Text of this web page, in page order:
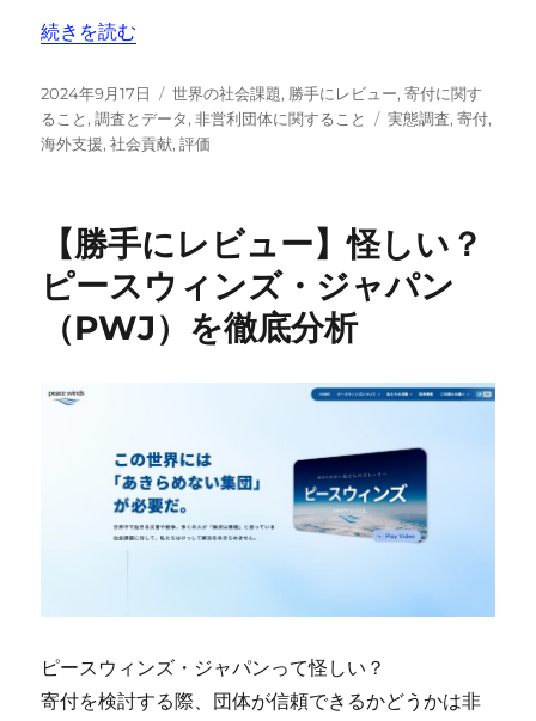
“【勝手にレビュー】怪しい？日本赤十字社への寄付：
続きを読む
投
稿
日:
2024年9月17日
カ
テ
ゴ
世界の社会課題, 勝手にレビュー,寄付に関す
ること,調査とデータ,非営利団体に関すること
タ
実態調査,寄付,
海外支援,社会貢献,評価
【勝手にレビュー】怪しい？
ピースウィンズ・ジャパン
（PWJ）を徹底分析
ピースウィンズ・ジャパンって怪しい？
寄付を検討する際、団体が信頼できるかどうかは非